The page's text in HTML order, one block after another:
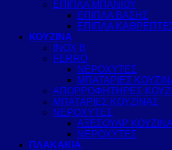
ΕΠΙΠΛΑ ΜΠΑΝΙΟΥ
ΕΠΙΠΛΑ ΒΑΣΗΣ
ΕΠΙΠΛΑ
ΚΟΥΖΙΝΑ
INOX B
FERRO
ΝΕΡΟΧΥΤΕΣ
ΜΠΑΤΑΡΙΕΣ
ΑΠΟΡΡΟΦΗΤΗΡΕΣ
ΜΠΑΤΑΡΙΕΣ ΚΟΥΖΙΝΑΣ
ΝΕΡΟΧΥΤΕΣ
ΑΞΕΣΟΥΑΡ
ΝΕΡΟΧΥΤΕΣ
ΠΛΑΚΑΚΙΑ